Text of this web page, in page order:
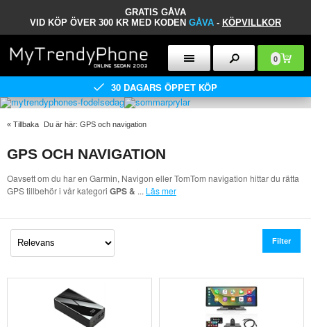
GRATIS GÅVA
VID KÖP ÖVER 300 KR MED KODEN GÅVA - KÖPVILLKOR
0
30 DAGARS ÖPPET KÖP
« Tillbaka Du är här: GPS och navigation
GPS OCH NAVIGATION
Oavsett om du har en Garmin, Navigon eller TomTom navigation hittar du rätta
GPS tillbehör i vår kategori GPS & ... Läs mer
Filter